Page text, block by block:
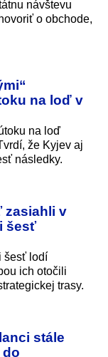
návštevu
o obchode,
na loď v
na loď
že Kyjev aj
následky.
zasiahli v
šesť
šesť lodí
ich otočili
trasy.
stále
do